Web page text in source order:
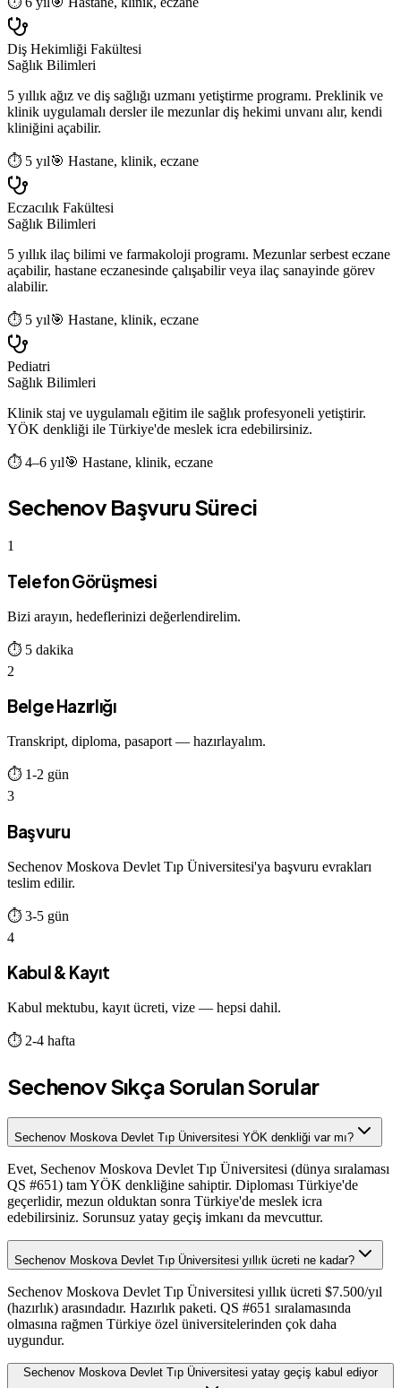
Diş Hekimliği Fakültesi
Sağlık Bilimleri
5 yıllık ağız ve diş sağlığı uzmanı yetiştirme programı. Preklinik ve
klinik uygulamalı dersler ile mezunlar diş hekimi unvanı alır, kendi
kliniğini açabilir.
⏱ 5 yıl🎯 Hastane, klinik, eczane
Eczacılık Fakültesi
Sağlık Bilimleri
5 yıllık ilaç bilimi ve farmakoloji programı. Mezunlar serbest eczane
açabilir, hastane eczanesinde çalışabilir veya ilaç sanayinde görev
alabilir.
⏱ 5 yıl🎯 Hastane, klinik, eczane
Pediatri
Sağlık Bilimleri
Klinik staj ve uygulamalı eğitim ile sağlık profesyoneli yetiştirir.
YÖK denkliği ile Türkiye'de meslek icra edebilirsiniz.
⏱ 4–6 yıl🎯 Hastane, klinik, eczane
SechenovBaşvuru Süreci
1
Telefon Görüşmesi
Bizi arayın, hedeflerinizi değerlendirelim.
⏱ 5 dakika
2
Belge Hazırlığı
Transkript, diploma, pasaport — hazırlayalım.
⏱ 1-2 gün
3
Başvuru
Sechenov Moskova Devlet Tıp Üniversitesi'ya başvuru evrakları
teslim edilir.
⏱ 3-5 gün
4
Kabul & Kayıt
Kabul mektubu, kayıt ücreti, vize — hepsi dahil.
⏱ 2-4 hafta
SechenovSıkça Sorulan Sorular
Sechenov Moskova Devlet Tıp Üniversitesi YÖK denkliği var mı?
Evet, Sechenov Moskova Devlet Tıp Üniversitesi (dünya sıralaması
QS #651) tam YÖK denkliğine sahiptir. Diploması Türkiye'de
geçerlidir, mezun olduktan sonra Türkiye'de meslek icra
edebilirsiniz. Sorunsuz yatay geçiş imkanı da mevcuttur.
Sechenov Moskova Devlet Tıp Üniversitesi yıllık ücreti ne kadar?
Sechenov Moskova Devlet Tıp Üniversitesi yıllık ücreti $7.500/yıl
(hazırlık) arasındadır. Hazırlık paketi. QS #651 sıralamasında
olmasına rağmen Türkiye özel üniversitelerinden çok daha
uygundur.
Sechenov Moskova Devlet Tıp Üniversitesi yatay geçiş kabul ediyor